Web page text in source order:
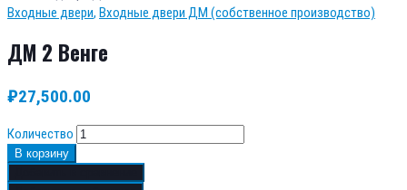
Входные двери, Входные двери ДМ (собственное производство)
ДМ 2 Венге
₽27,500.00
Количество
В корзину